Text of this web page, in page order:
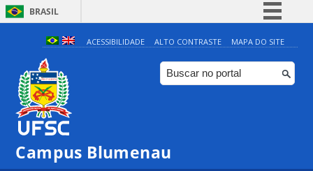
BRASIL
Simplifique!
Comunica BR
Participe
ACESSIBILIDADE ALTO CONTRASTE MAPA DO SITE
Campus Blumenau